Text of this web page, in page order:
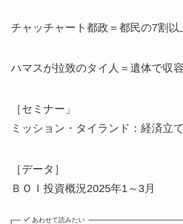
チャッチャート都政＝都民の7割以
ハマスが拉致のタイ人＝遺体で収容
［セミナー」
ミッション・タイランド：経済立
［データ］
ＢＯＩ投資概況2025年1～3月
あわせて読みたい